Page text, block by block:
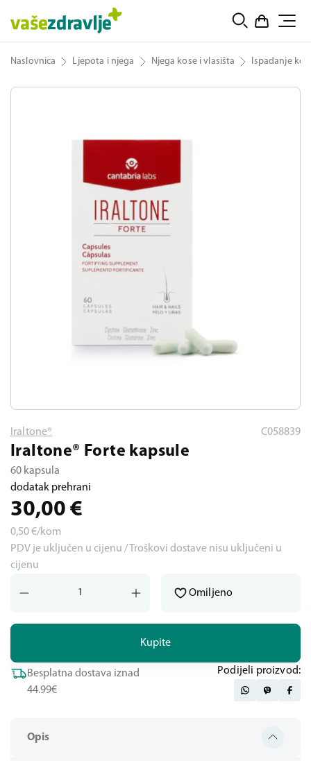
Naslovnica Ljepota i njega Njega kose i vlasišta Ispadanje
Opis
Iraltone® C058839
Iraltone® Forte kapsule
60 kapsula
dodatak prehrani
30,00 €
0,50€/kom
PDV je uključen u cijenu / Troškovi dostave nisu uključeni u
cijenu
Kupite
Omiljeno
Besplatna dostava iznad
44.99€
Podijeli proizvod: